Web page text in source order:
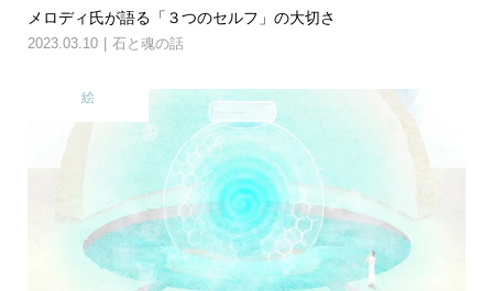
メロディ氏が語る「３つのセルフ」の大切さ
2023.03.10 石と魂の話
絵